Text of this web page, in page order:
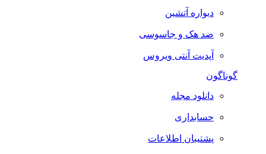
دیواره آتشین
ضد هک و جاسوسی
آپدیت آنتی ویروس
گوناگون
دانلود مجله
حسابداری
پشتیبان اطلاعات